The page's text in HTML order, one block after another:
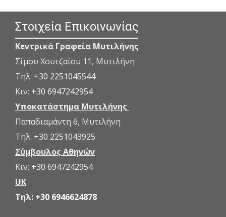
Στοιχεία Επικοινωνίας
Κεντρικά Γραφεία Μυτιλήνης
Σίμου Χουτζαίου 11, Μυτιλήνη
Τηλ: +30 2251045544
Κιν: +30 6947242954
Υποκατάστημα Μυτιλήνης
Παπαδιαμάντη 6, Μυτιλήνη
Τηλ: +30 2251043925
Σύμβουλος Αθηνών
Κιν: +30 6947242954
UK
Τηλ: +30 6946624878